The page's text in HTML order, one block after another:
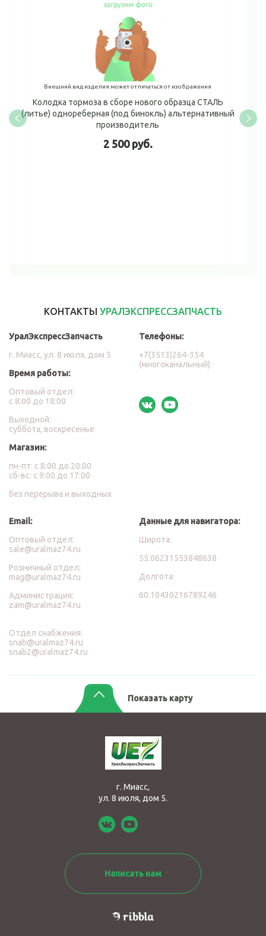
Внешний вид изделия может отличаться от изображения
Колодка тормоза в сборе нового образца СТАЛЬ
(литье) однореберная (под бинокль) альтернативный
производитель
2 500 руб.
КОНТАКТЫ УРАЛЭКСПРЕССЗАПЧАСТЬ
УралЭкспрессЗапчасть
г. Миасс, ул. 8 июля, дом 5
Время работы:
Оптовый отдел:
с 8:00 до 18:00
Выходной:
суббота, воскресенье
Магазин:
пн-пт: с 8:00 до 20:00
сб-вс: с 9:00 до 17:00
без перерыва и выходных
Телефоны:
+7(3513)264-354
(многоканальный)
Email:
Оптовый отдел:
sale@uralmaz74.ru
Розничный отдел:
mag@uralmaz74.ru
Администрация:
zam@uralmaz74.ru
Отдел снабжения:
snab@uralmaz74.ru
snab2@uralmaz74.ru
Данные для навигатора:
Широта:
55.06231553848638
Долгота:
60.10430216789246
Показать карту
г. Миасс,
ул. 8 июля, дом 5.
Написать нам